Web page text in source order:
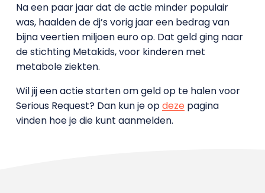
Na een paar jaar dat de actie minder populair
was, haalden de dj’s vorig jaar een bedrag van
bijna veertien miljoen euro op. Dat geld ging naar
de stichting Metakids, voor kinderen met
metabole ziekten.
Wil jij een actie starten om geld op te halen voor
Serious Request? Dan kun je opdezepagina
vinden hoe je die kunt aanmelden.